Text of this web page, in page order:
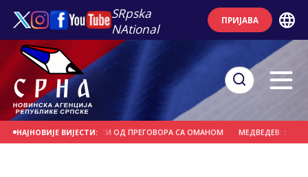
SRpska
NAtional
ПРИЈАВА
НАЈНОВИЈЕ ВИЈЕСТИ:
МОРЕУЗА НЕ ЗАВИСИ ОД ПРЕГОВОРА СА ОМАНОМ МЕДВЕДЕВ: УКРАЈИНА